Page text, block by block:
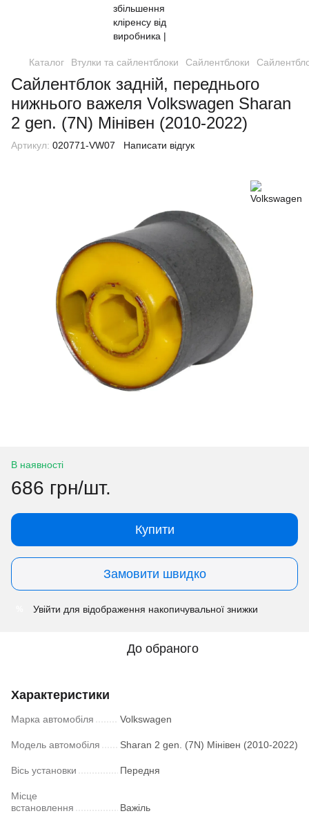
Каталог Втулки та сайлентблоки Сайлентблоки
Сайлентблок задній, переднього
нижнього важеля Volkswagen Sharan
2 gen. (7N) Мінівен (2010-2022)
Артикул: 020771-VW07 Написати відгук
В наявності
686 грн/шт.
Купити
Замовити швидко
Увійти для відображення накопичувальної знижки
До обраного
Характеристики
Марка автомобіля Volkswagen
Модель автомобіля Sharan 2 gen. (7N) Мінівен (2010-2022)
Вісь установки Передня
Місце
встановлення
Важіль